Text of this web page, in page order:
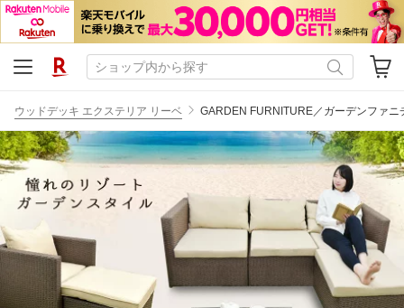
ウッドデッキ エクステリア リーベ GARDEN FURNITURE／ガーデンファニ